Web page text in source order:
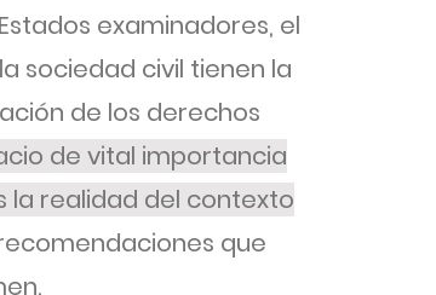
examinadores, el
sociedad civil tienen la
de los derechos
de vital importancia
la realidad del contexto
que